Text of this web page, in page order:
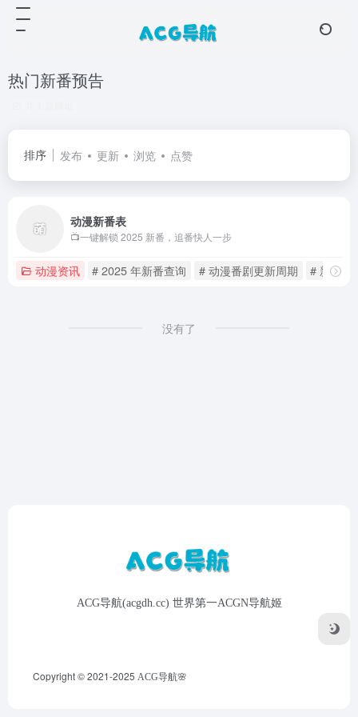
热门新番预告
排序 发布 更新 浏览 点赞
动漫新番表
📺一键解锁 2025 新番，追番快人一步
动漫资讯 # 2025 年新番查询 # 动漫番剧更新周期 # 新番上
没有了
ACG导航(acgdh.cc) 世界第一ACGN导航姬
Copyright © 2021-2025 ACG导航🌸